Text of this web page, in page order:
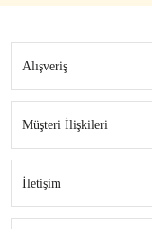
Alışveriş
Müşteri İlişkileri
İletişim